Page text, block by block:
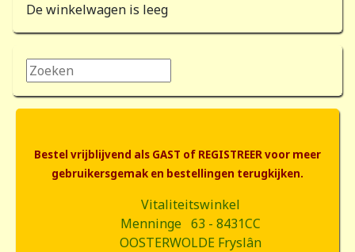
De winkelwagen is leeg
Zoeken...
Bestel vrijblijvend als GAST of REGISTREER voor meer
gebruikersgemak en bestellingen terugkijken.
Vitaliteitswinkel
Menninge 63 - 8431CC
OOSTERWOLDE Fryslân